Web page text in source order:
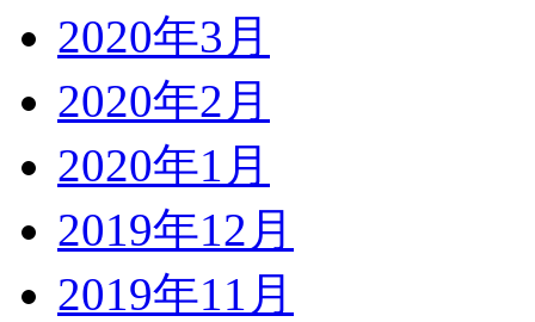
2020年3月
2020年2月
2020年1月
2019年12月
2019年11月